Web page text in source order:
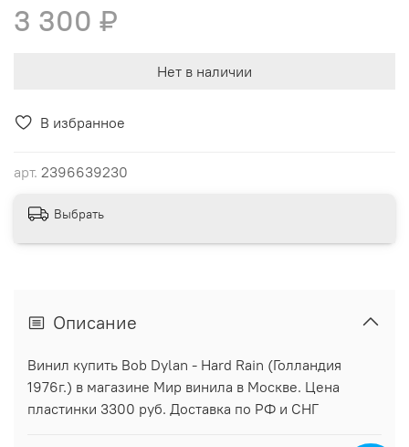
В избранное
арт. 2396639230
3 300 ₽
Нет в наличии
Выбрать
Описание
Винил купить Bob Dylan - Hard Rain (Голландия
1976г.) в магазине Мир винила в Москве. Цена
пластинки 3300 руб. Доставка по РФ и СНГ